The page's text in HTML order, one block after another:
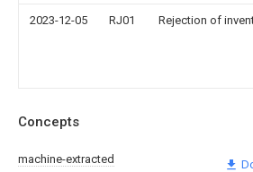
2023-12-05 RJ01 Rejection of
Concepts
machine-extracted